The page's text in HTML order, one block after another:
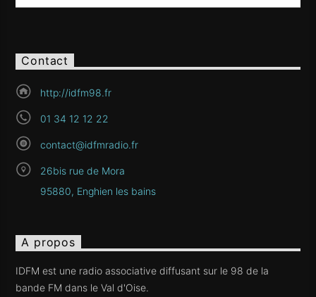
Contact
http://idfm98.fr
01 34 12 12 22
contact@idfmradio.fr
26bis rue de Mora
95880, Enghien les bains
A propos
IDFM est une radio associative diffusant sur le 98 de la
bande FM dans le Val d'Oise.